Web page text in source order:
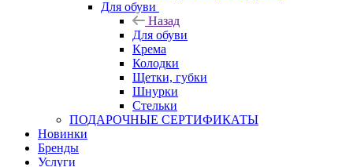
Для обуви
Назад
Для обуви
Крема
Колодки
Щетки, губки
Шнурки
Стельки
ПОДАРОЧНЫЕ СЕРТИФИКАТЫ
Новинки
Бренды
Услуги